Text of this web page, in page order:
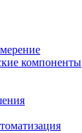
компоненты